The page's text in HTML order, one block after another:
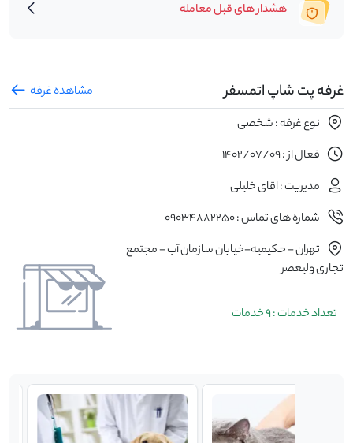
هشدار های قبل معامله
غرفه پت شاپ اتمسفر
مشاهده غرفه
نوع غرفه : شخصی
فعال از : 1402/07/09
مدیریت : اقای خلیلی
شماره های تماس : 09034882250
تهران - حکیمیه-خیابان سازمان آب - مجتمع
تجاری ولیعصر
تعداد خدمات : 9 خدمات